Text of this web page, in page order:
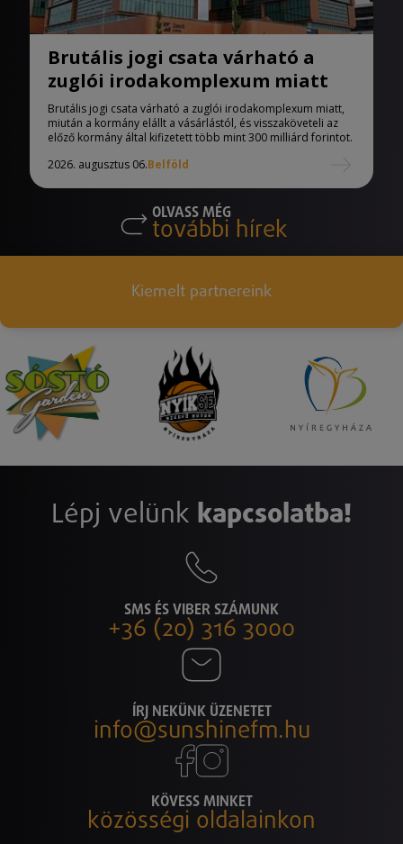
Brutális jogi csata várható a
zuglói irodakomplexum miatt
Brutális jogi csata várható a zuglói irodakomplexum miatt,
miután a kormány elállt a vásárlástól, és visszaköveteli az
előző kormány által kifizetett több mint 300 milliárd forintot.
2026. augusztus 06.Belföld
OLVASS MÉG
további hírek
Kiemelt partnereink
Lépj velünk kapcsolatba!
SMS ÉS VIBER SZÁMUNK
+36 (20) 316 3000
ÍRJ NEKÜNK ÜZENETET
info@sunshinefm.hu
KÖVESS MINKET
közösségi oldalainkon